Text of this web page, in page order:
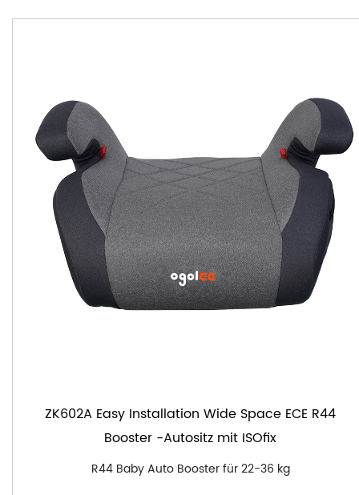
ZK602A Easy Installation Wide Space ECE R44
Booster -Autositz mit ISOfix
R44 Baby Auto Booster für 22-36 kg